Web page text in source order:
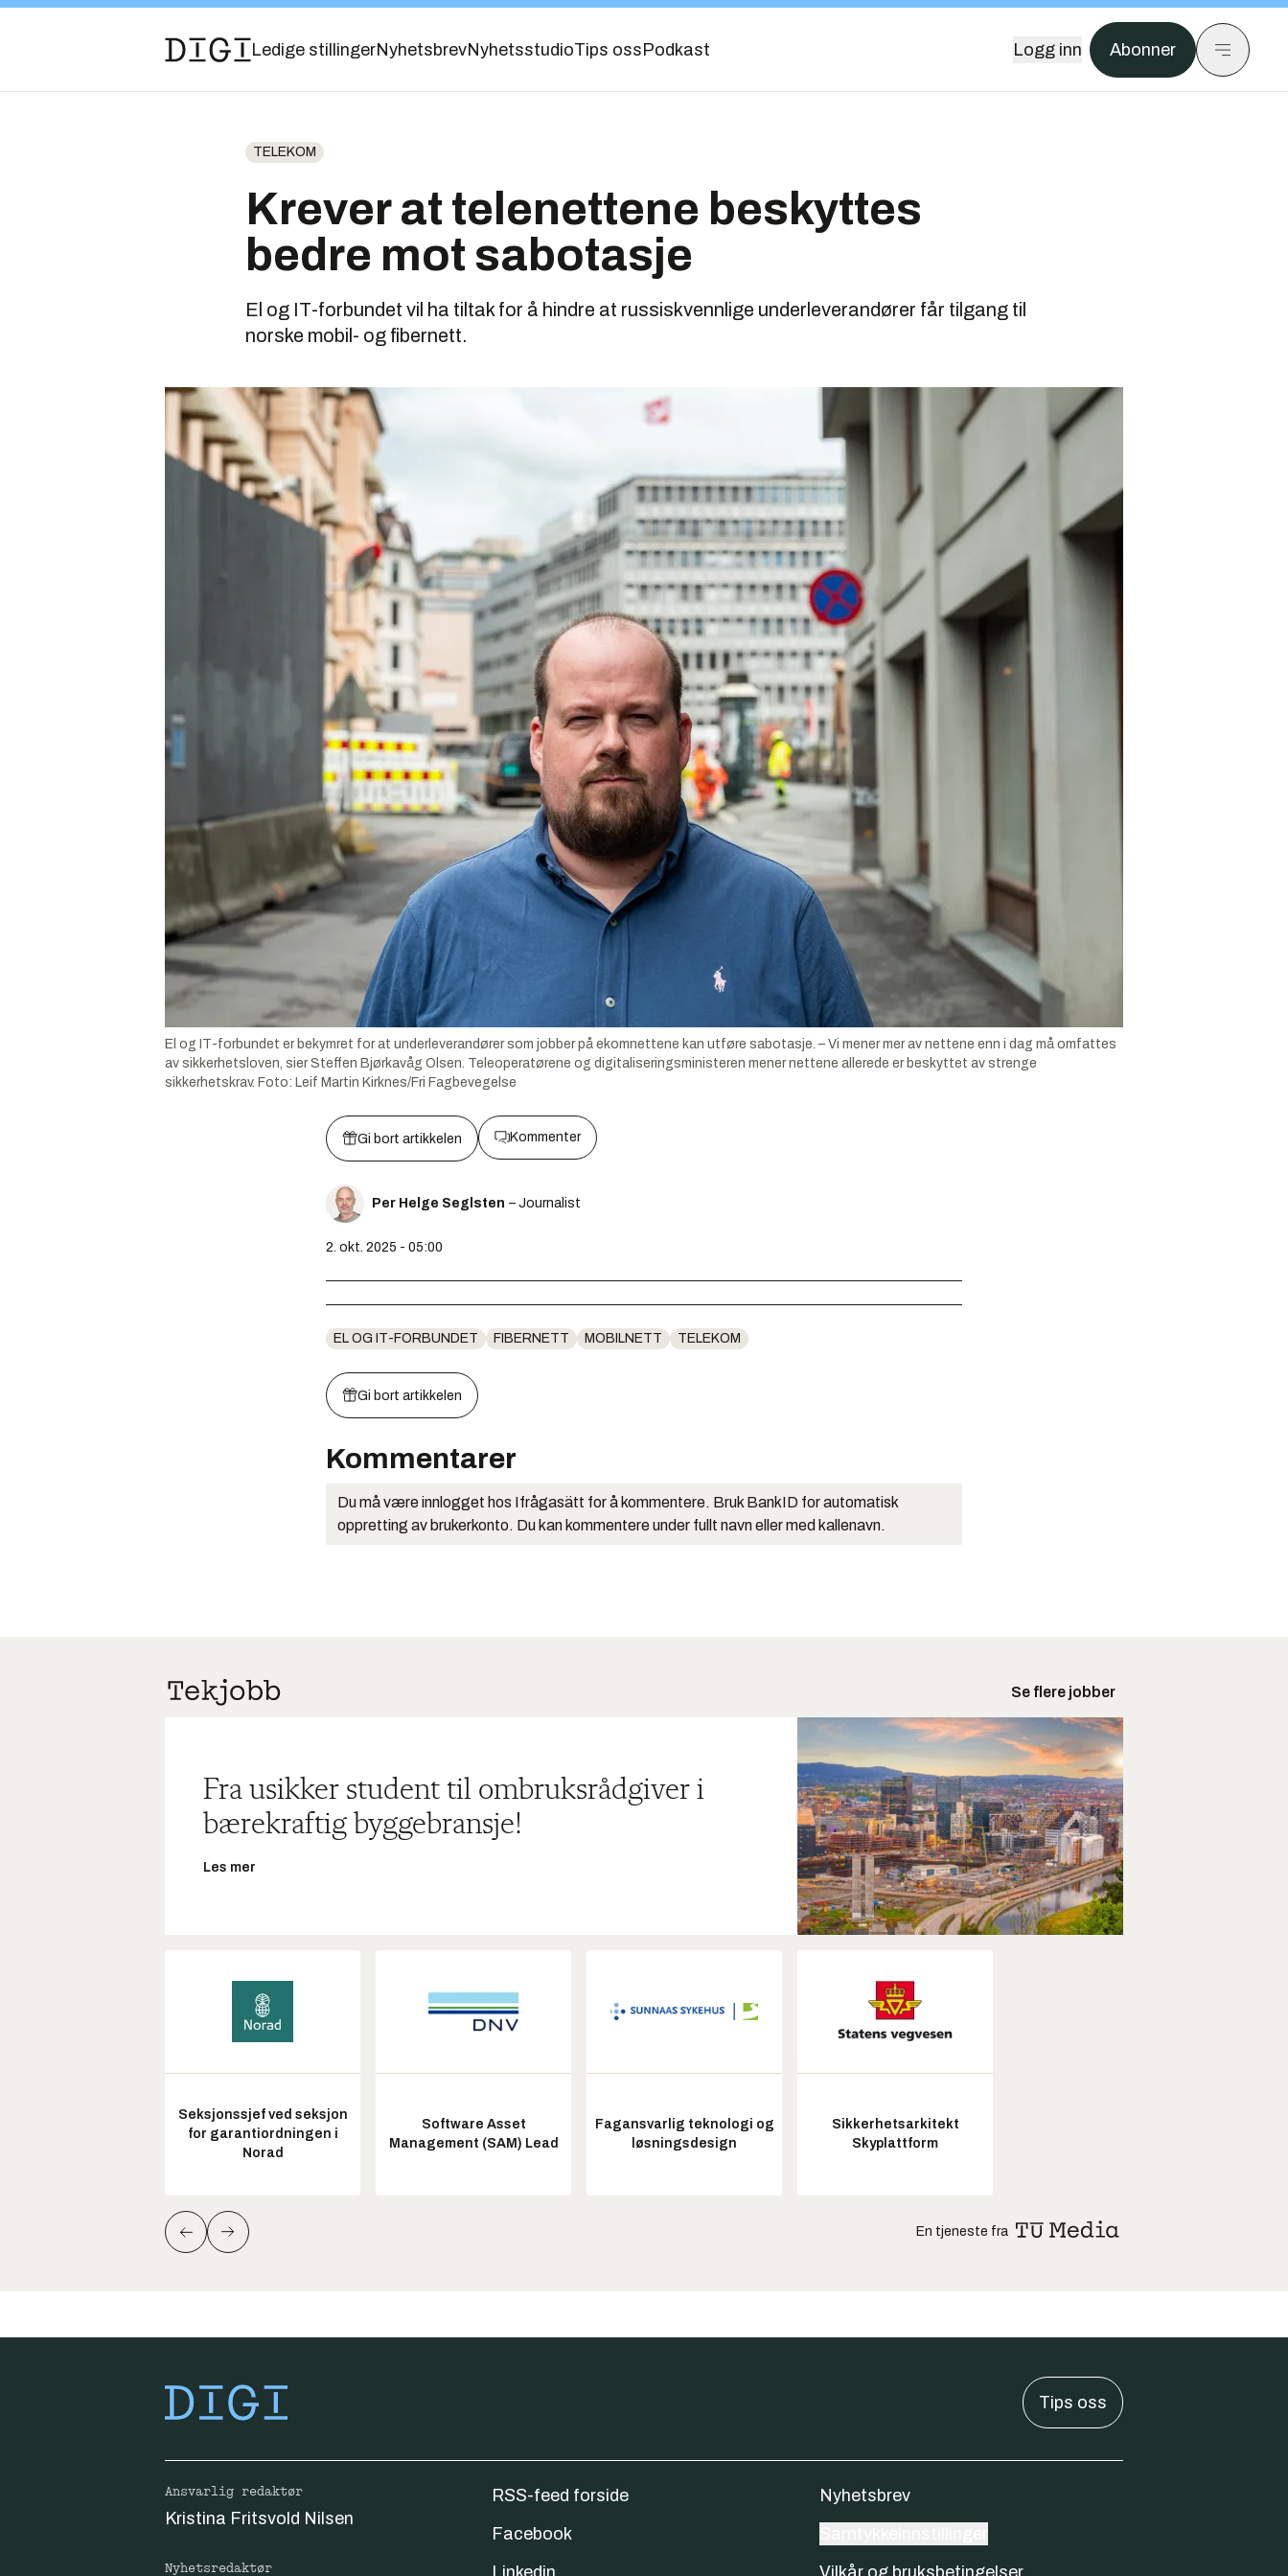
Ledige stillingerNyhetsbrevNyhetsstudioTips oss Podkast Logg inn Abonner
TELEKOM
Krever at telenettene beskyttes
bedre mot sabotasje
El og IT-forbundet vil ha tiltak for å hindre at russiskvennlige underleverandører får tilgang til
norske mobil- og fibernett.
El og IT-forbundet er bekymret for at underleverandører som jobber på ekomnettene kan utføre sabotasje. – Vi mener mer av nettene enn i dag må omfattes
av sikkerhetsloven, sier Steffen Bjørkavåg Olsen. Teleoperatørene og digitaliseringsministeren mener nettene allerede er beskyttet av strenge
sikkerhetskrav. Foto: Leif Martin Kirknes/Fri Fagbevegelse
Gi bort artikkelen Kommenter
Per Helge Seglsten – Journalist
2. okt. 2025 - 05:00
EL OG IT-FORBUNDET FIBERNETT MOBILNETT TELEKOM
Gi bort artikkelen
Kommentarer
Du må være innlogget hos Ifrågasätt for å kommentere. Bruk BankID for automatisk
oppretting av brukerkonto. Du kan kommentere under fullt navn eller med kallenavn.
Se flere jobber
Fra usikker student til ombruksrådgiver i
bærekraftig byggebransje!
Les mer
Seksjonssjef ved seksjon
for garantiordningen i
Norad
Software Asset
Management (SAM) Lead
Fagansvarlig teknologi og
løsningsdesign
Sikkerhetsarkitekt
Skyplattform
En tjeneste fra
Tips oss
Ansvarlig redaktør
Kristina Fritsvold Nilsen
Nyhetsredaktør
RSS-feed forside
Facebook
Linkedin
Nyhetsbrev
Vilkår og bruksbetingelser